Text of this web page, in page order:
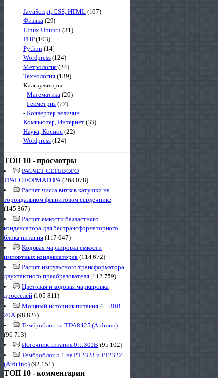
JavaScript, CSS, HTML (107)
Физика (29)
Linux Ubuntu (31)
PHP (103)
Python (14)
Wordpress (124)
Метрология (24)
Технологии (139)
Калькуляторы:
- Математика (20)
- Геометрия (77)
- Конвертер величин
Компьютер, Интернет (33)
Наука, Космос (22)
Wordpress (124)
ТОП 10 - просмотры
РАСЧЕТ СЕТЕВОГО
ТРАНСФОРМАТОРА(268 078)
Расчет числа витков катушки на
тороидальном ферритовом сердечнике
(145 867)
Расчет емкости балластного
конденсатора для бестрансформаторного
блока питания (117 047)
Кодовая маркировка емкости
импортных конденсаторов (114 672)
Расчет импульсного трансформатора
двухтактного преобразователя (112 759)
Цветовая и кодовая маркировка
дросселей (105 811)
Мощный источник питания 4…30В
20А(98 827)
Темброблок на TDA8425 (Arduino)
(96 713)
Источник питания 0…300В (95 102)
Темброблок 5.1 на PT2323 и PT2322
(Arduino) (92 151)
ТОП 10 - комментарии